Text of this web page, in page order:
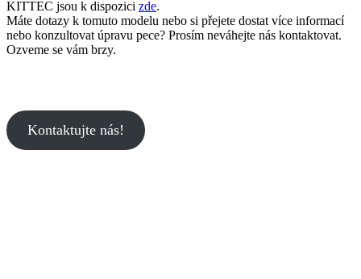
KITTEC jsou k dispozici zde.
Máte dotazy k tomuto modelu nebo si přejete dostat více informací
nebo konzultovat úpravu pece? Prosím neváhejte nás kontaktovat.
Ozveme se vám brzy.
Kontaktujte nás!